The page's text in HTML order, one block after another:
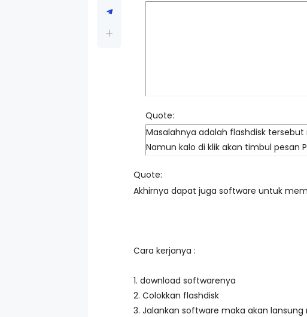
Quote:
Masalahnya adalah flashdisk
Namun kalo di klik akan timbul pesan
Quote:
Akhirnya dapat juga software untuk
Cara kerjanya :
1. download softwarenya
2. Colokkan flashdisk
3. Jalankan software maka akan